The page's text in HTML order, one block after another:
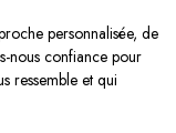
personnalisée, de
nous confiance pour
ressemble et qui